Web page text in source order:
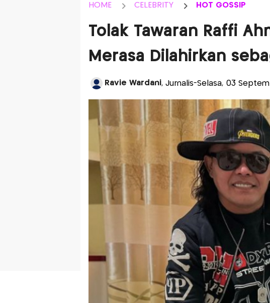
HOME CELEBRITY HOT GOSSIP
Tolak Tawaran Raffi
Merasa Dilahirkan
Ravie Wardani, Jurnalis-Selasa, 03